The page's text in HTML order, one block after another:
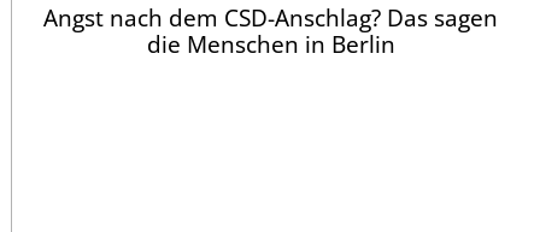
Angst nach dem CSD-Anschlag? Das sagen
die Menschen in Berlin